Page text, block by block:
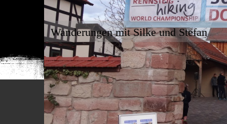
Wanderungen mit Silke und Stefan